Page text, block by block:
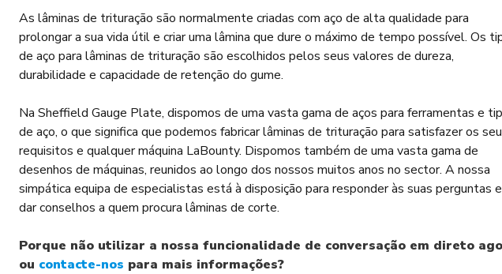
As lâminas de trituração são normalmente criadas com aço de alta qualidade para
prolongar a sua vida útil e criar uma lâmina que dure o máximo de tempo possível. Os
de aço para lâminas de trituração são escolhidos pelos seus valores de dureza,
durabilidade e capacidade de retenção do gume.
Na Sheffield Gauge Plate, dispomos de uma vasta gama de aços para ferramentas e
de aço, o que significa que podemos fabricar lâminas de trituração para satisfazer os
requisitos e qualquer máquina LaBounty. Dispomos também de uma vasta gama de
desenhos de máquinas, reunidos ao longo dos nossos muitos anos no sector. A nossa
simpática equipa de especialistas está à disposição para responder às suas perguntas e
dar conselhos a quem procura lâminas de corte.
Porque não utilizar a nossa funcionalidade de conversação em direto
ou contacte-nos para mais informações?